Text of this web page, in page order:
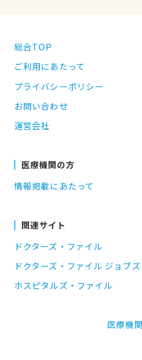
総合TOP
ご利用にあたって
プライバシーポリシー
お問い合わせ
運営会社
医療機関の方
情報掲載にあたって
関連サイト
ドクターズ・ファイル
ドクターズ・ファイル ジョブズ
ホスピタルズ・ファイル
医療機